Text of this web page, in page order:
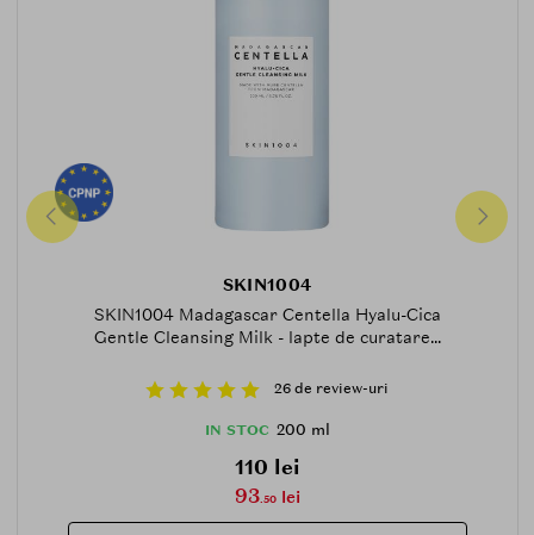
SKIN1004
SKIN1004 Madagascar Centella Hyalu-Cica
Gentle Cleansing Milk - lapte de curatare...
26 de review-uri
IN STOC 200 ml
110 lei
93.50lei